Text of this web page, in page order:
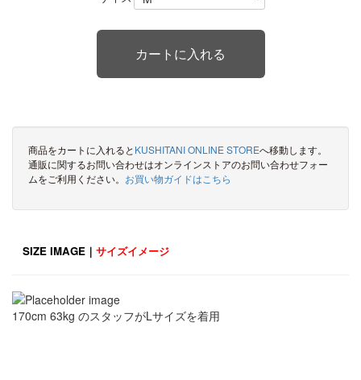
商品をカートに入れると KUSHITANI ONLINE STOREへ移動します。
通販に関するお問い合わせはオンラインストアのお問い合わせフォー
ムをご利用ください。 お買い物ガイドはこちら
SIZE IMAGE｜ サイズイメージ
170cm 63kg のスタッフがLサイズを着用